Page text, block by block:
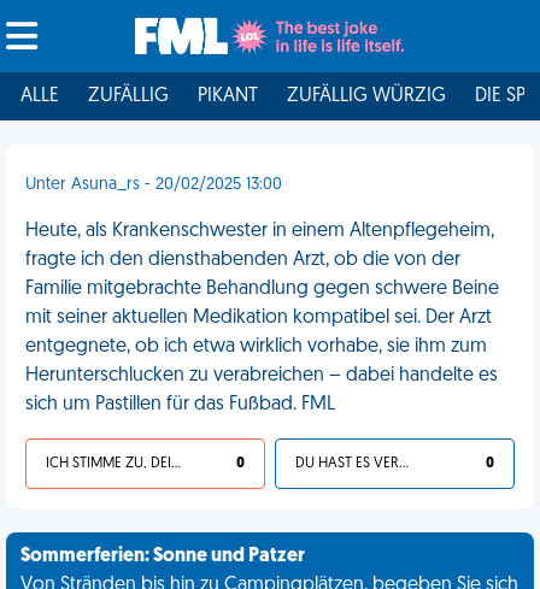
ALLE ZUFÄLLIG PIKANT ZUFÄLLIG WÜRZIG DIE
Unter Asuna_rs - 20/02/2025 13:00
Heute, als Krankenschwester in einem Altenpflegeheim,
fragte ich den diensthabenden Arzt, ob die von der
Familie mitgebrachte Behandlung gegen schwere Beine
mit seiner aktuellen Medikation kompatibel sei. Der Arzt
entgegnete, ob ich etwa wirklich vorhabe, sie ihm zum
Herunterschlucken zu verabreichen – dabei handelte es
sich um Pastillen für das Fußbad. FML
ICH STIMME ZU, DEIN LEBEN IST SCHEISSE 0 DU HAST ES VERDIENT 0
Sommerferien: Sonne und Patzer